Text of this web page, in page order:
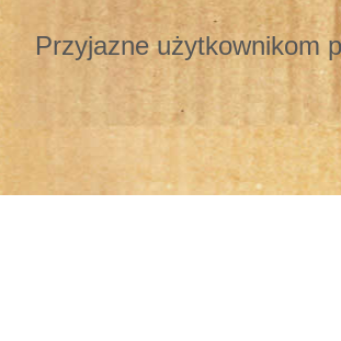
Przyjazne użytkownikom